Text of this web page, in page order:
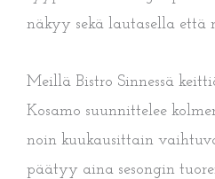
näkyy sekä lautasella että
Meillä Bistro Sinnessä
Kosamo suunnittelee
noin kuukausittain
päätyy aina sesongin